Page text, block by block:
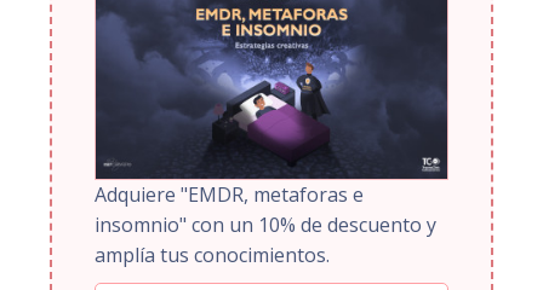
Adquiere "EMDR, metaforas e
insomnio" con un 10% de descuento y
amplía tus conocimientos.